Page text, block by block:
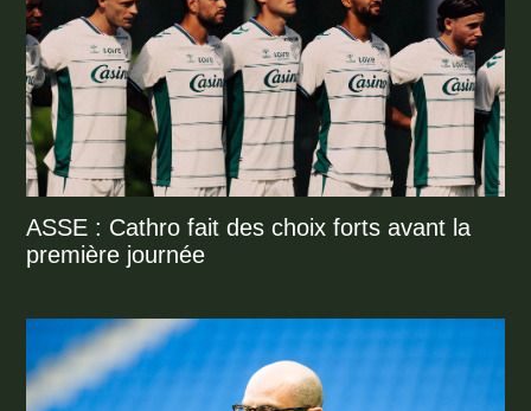
ASSE : Cathro fait des choix forts avant la
première journée